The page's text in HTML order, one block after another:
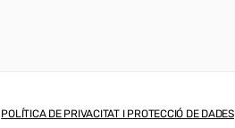
POLÍTICA DE PRIVACITAT I PROTECCIÓ DE DADES